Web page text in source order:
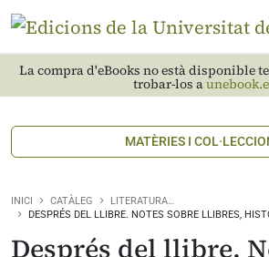
La compra d'eBooks no està disponible
trobar-los a
MATÈRIES I
INICI CATÀLEG
LITERATURA…
DESPRÉS DEL LLIBRE. NOTES SOBRE LLIBRES,
Després del llibre.